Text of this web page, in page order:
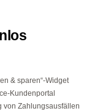
& sparen“-Widget
Kundenportal
von Zahlungsausfällen